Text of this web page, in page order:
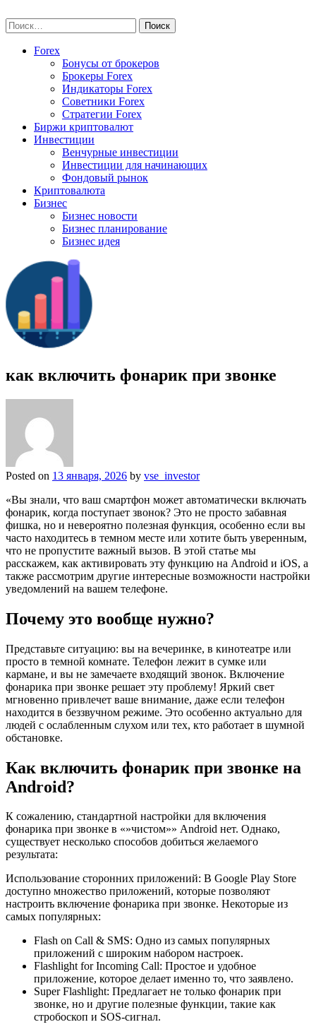
to
content
Найти:
Forex
Бонусы от брокеров
Брокеры Forex
Индикаторы Forex
Советники Forex
Стратегии Forex
Биржи криптовалют
Инвестиции
Венчурные инвестиции
Инвестиции для начинающих
Фондовый рынок
Криптовалюта
Бизнес
Бизнес новости
Бизнес планирование
Бизнес идея
как включить фонарик при звонке
Posted on 13 января, 2026 by vse_investor
«Вы знали, что ваш смартфон может автоматически включать
фонарик, когда поступает звонок? Это не просто забавная
фишка, но и невероятно полезная функция, особенно если вы
часто находитесь в темном месте или хотите быть уверенным,
что не пропустите важный вызов. В этой статье мы
расскажем, как активировать эту функцию на Android и iOS, а
также рассмотрим другие интересные возможности настройки
уведомлений на вашем телефоне.
Почему это вообще нужно?
Представьте ситуацию: вы на вечеринке, в кинотеатре или
просто в темной комнате. Телефон лежит в сумке или
кармане, и вы не замечаете входящий звонок. Включение
фонарика при звонке решает эту проблему! Яркий свет
мгновенно привлечет ваше внимание, даже если телефон
находится в беззвучном режиме. Это особенно актуально для
людей с ослабленным слухом или тех, кто работает в шумной
обстановке.
Как включить фонарик при звонке на
Android?
К сожалению, стандартной настройки для включения
фонарика при звонке в «»чистом»» Android нет. Однако,
существует несколько способов добиться желаемого
результата:
Использование сторонних приложений: В Google Play Store
доступно множество приложений, которые позволяют
настроить включение фонарика при звонке. Некоторые из
самых популярных:
Flash on Call & SMS: Одно из самых популярных
приложений с широким набором настроек.
Flashlight for Incoming Call: Простое и удобное
приложение, которое делает именно то, что заявлено.
Super Flashlight: Предлагает не только фонарик при
звонке, но и другие полезные функции, такие как
стробоскоп и SOS-сигнал.